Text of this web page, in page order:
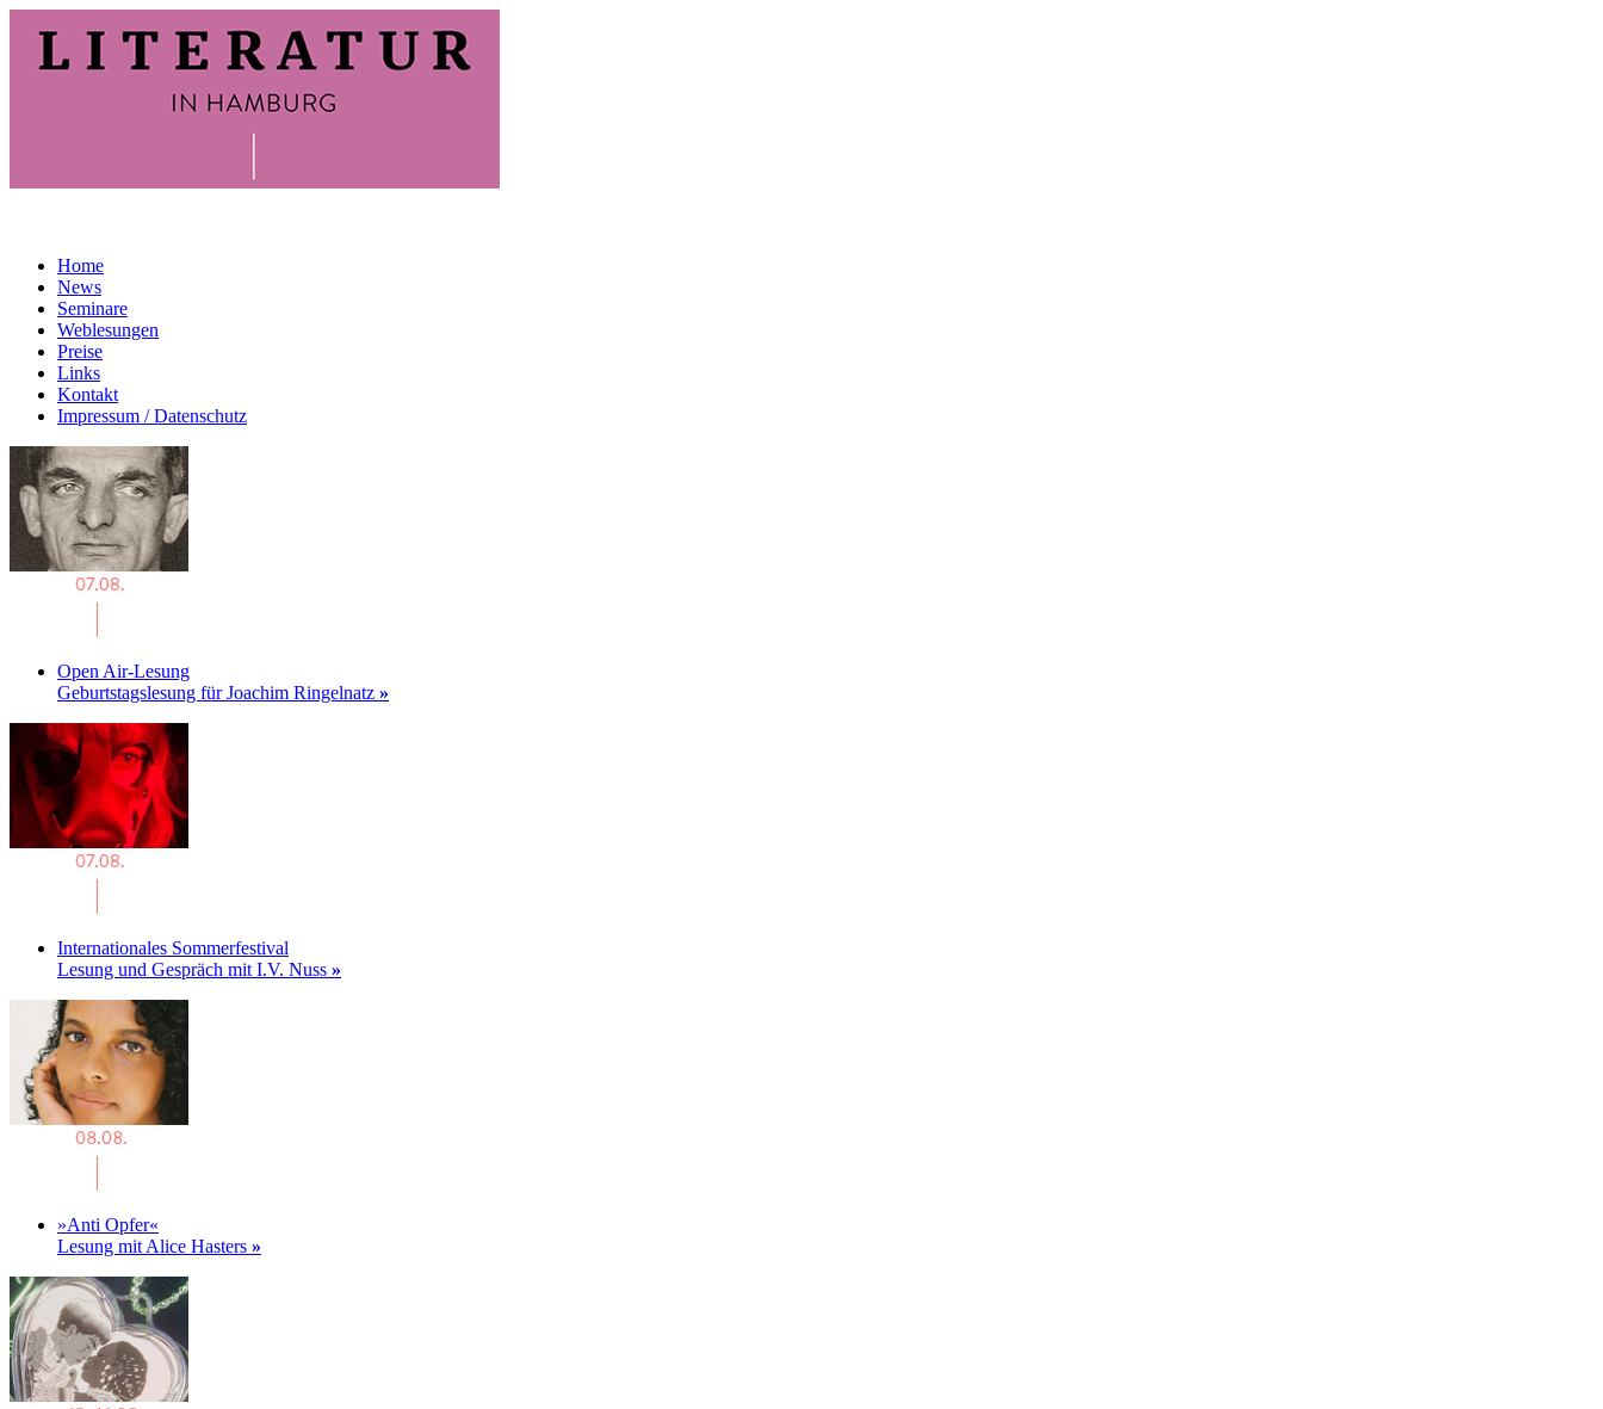
Home
News
Seminare
Weblesungen
Preise
Links
Kontakt
Impressum / Datenschutz
Open Air-Lesung
Geburtstagslesung für Joachim Ringelnatz »
Internationales Sommerfestival
Lesung und Gespräch mit I.V. Nuss »
»Anti Opfer«
Lesung mit Alice Hasters »